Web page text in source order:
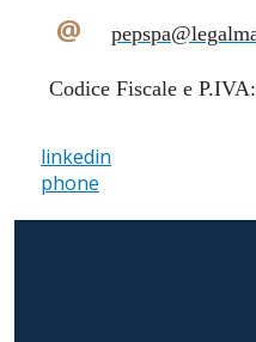
@
Codice Fiscale e
linkedin
phone